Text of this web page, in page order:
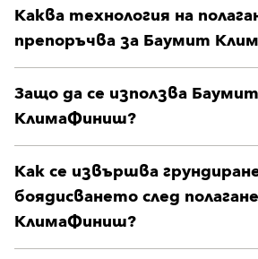
Каква технология на
препоръчва за Баумит
Защо да се използва Баумит
КлимаФиниш?
Как се извършва
боядисването след
КлимаФиниш?